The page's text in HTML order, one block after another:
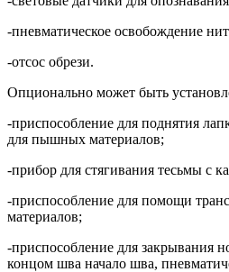
-пневматическое освобождение
-отсос обрези.
Опционально может быть
-приспособление для поднятия
для пышных материалов;
-прибор для стягивания тесьмы с
-приспособление для помощи
материалов;
-приспособление для закрывания
концом шва начало шва,